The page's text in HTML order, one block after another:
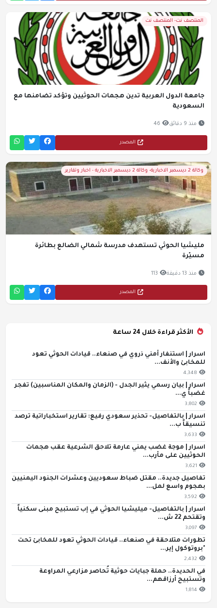
المنتصف نت- المنتصف نت
جامعة الدول العربية تدين هجمات الحوثيين وتؤكد تضامنها مع
السعودية
منذ 9 دقائق 46
المصدر
وكالة 2 ديسمبر الاخبارية- وكالة 2 ديسمبر الاخبارية - اخبار وتقارير
مليشيا الحوثي تستهدف مدرسة شمالي الضالع بطائرة
مسيّرة
منذ 13 دقيقة 113
المصدر
الأكثر قراءة خلال 24 ساعة
اسرار | استنفار أمني ذروي في صنعاء.. قيادات الحوثي تعود
للمخابئ والأنف...
4,348
اسرار | بيان رسمي يثير الجدل - (الزمان والمكان المناسبين) تفجر
غضباً ي...
3,802
اسرار | بالتفاصيل- تحذير سعودي رفيع: تقارير استخباراتية ترصد
تنسيقاً ب...
3,633
اسرار | موجة غضب يمني عارمة تلاحق الشرعية عقب هجمات
الحوثيين على مأرب...
3,621
تفاصيل جديدة.. مقتل ضباط سعوديين وعشرات الجنود اليمنيين
بهجوم واسع لمل...
3,592
اسرار | بالتفاصيل- ميليشيا الحوثي في إب تستبيح مبنى سكنياً
وتقتحم 22 ش...
3,097
تطورات متلاحقة في صنعاء.. قيادات الحوثي تعود للمخابئ تحت
"بروتوكول إير...
2,432
في الحديدة.. حملة جبايات حوثية تُحاصر مزارعي المراوعة
وتستبيح أرزاقهم...
1,814